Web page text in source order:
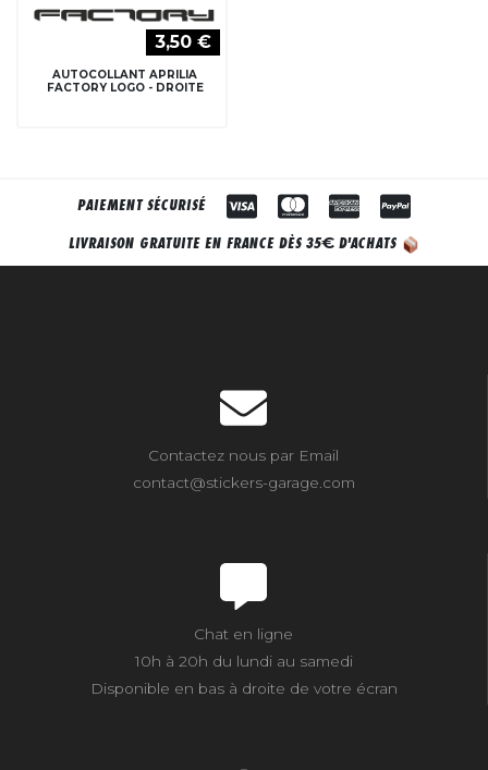
3,50 €
AUTOCOLLANT APRILIA
FACTORY LOGO - DROITE
PAIEMENT SÉCURISÉ
LIVRAISON GRATUITE EN FRANCE DÈS 35€ D'ACHATS
Contactez nous par Email
contact@stickers-garage.com
Chat en ligne
10h à 20h du lundi au samedi
Disponible en bas à droite de votre écran